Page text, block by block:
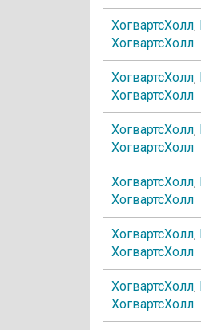
ХогвартсХолл,
ХогвартсХолл
ХогвартсХолл,
ХогвартсХолл
ХогвартсХолл,
ХогвартсХолл
ХогвартсХолл,
ХогвартсХолл
ХогвартсХолл,
ХогвартсХолл
ХогвартсХолл,
ХогвартсХолл